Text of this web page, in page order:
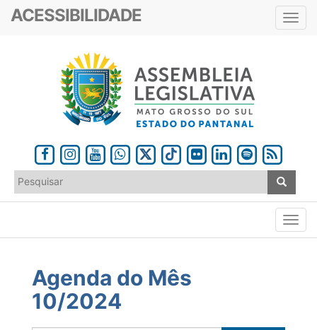
ACESSIBILIDADE
Agenda do Mês
10/2024